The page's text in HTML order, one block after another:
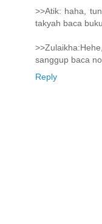
>>Atik: haha,
takyah baca
sanggup baca
Reply